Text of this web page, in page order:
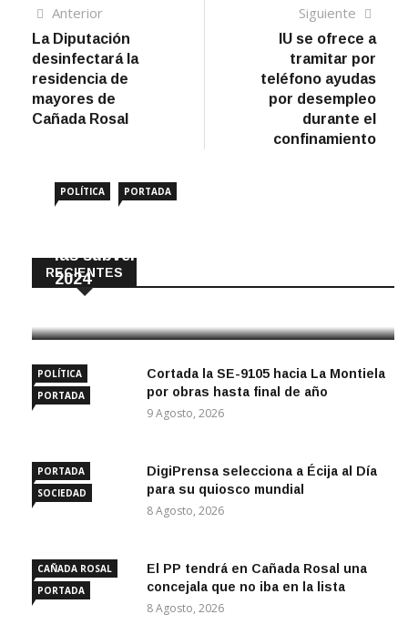
Navegación
de
entradas
AnteriorArtículo
anterior
La Diputación
desinfectará la
residencia de
mayores de
Cañada Rosal
Siguiente
IU se ofrece a
tramitar por
teléfono ayudas
por desempleo
durante el
confinamiento
RECIENTES
POLÍTICA PORTADA
las subvenciones municipales desde
2024
POLÍTICA
PORTADA
Cortada la SE-9105 hacia La Montiela
por obras hasta final de año
9 Agosto, 2026
PORTADA
SOCIEDAD
DigiPrensa selecciona a Écija al Día
para su quiosco mundial
8 Agosto, 2026
CAÑADA ROSAL
PORTADA
El PP tendrá en Cañada Rosal una
concejala que no iba en la lista
8 Agosto, 2026